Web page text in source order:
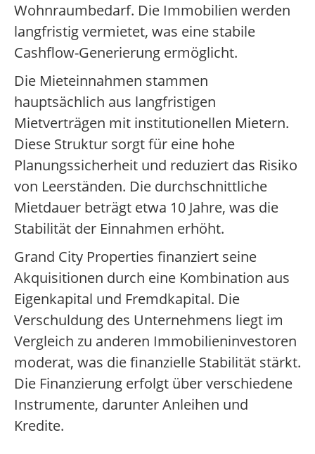
Wohnraumbedarf. Die Immobilien werden
langfristig vermietet, was eine stabile
Cashflow-Generierung ermöglicht.
Die Mieteinnahmen stammen
hauptsächlich aus langfristigen
Mietverträgen mit institutionellen Mietern.
Diese Struktur sorgt für eine hohe
Planungssicherheit und reduziert das Risiko
von Leerständen. Die durchschnittliche
Mietdauer beträgt etwa 10 Jahre, was die
Stabilität der Einnahmen erhöht.
Grand City Properties finanziert seine
Akquisitionen durch eine Kombination aus
Eigenkapital und Fremdkapital. Die
Verschuldung des Unternehmens liegt im
Vergleich zu anderen Immobilieninvestoren
moderat, was die finanzielle Stabilität stärkt.
Die Finanzierung erfolgt über verschiedene
Instrumente, darunter Anleihen und
Kredite.